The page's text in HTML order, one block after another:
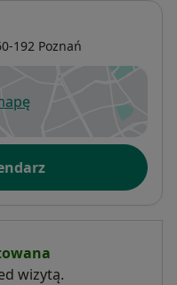
192 Poznań
się w nowej karcie
wizytą.